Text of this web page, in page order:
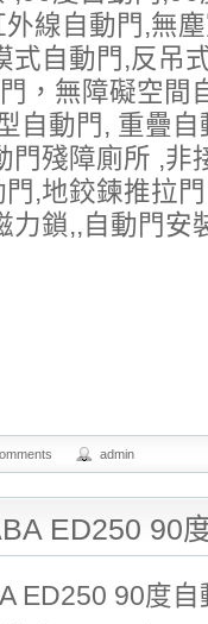
線自動門,無
式自動門,反吊
，無障礙空間
自動門, 重疊
門殘障廁所 ,非
,地鉸鍊推拉
力鎖,,自動門安
admin
ED250 90
ED250 90度自